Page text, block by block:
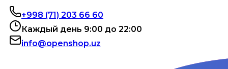
+998 (71) 203 66 60
Каждый день 9:00 до 22:00
info@openshop.uz